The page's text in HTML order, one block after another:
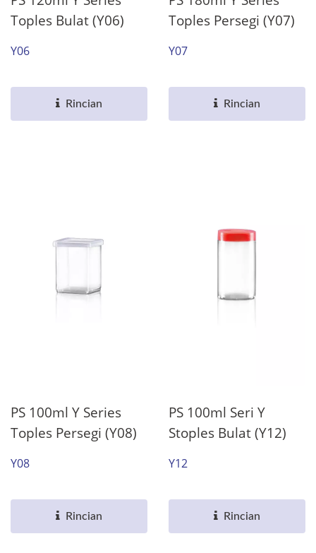
Toples Bulat (Y06)
Y06
Rincian
Toples Persegi (Y07)
Y07
Rincian
PS 100ml Y Series
Toples Persegi (Y08)
Y08
Rincian
PS 100ml Seri Y
Stoples Bulat (Y12)
Y12
Rincian